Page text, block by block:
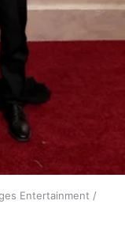
Entertainment /